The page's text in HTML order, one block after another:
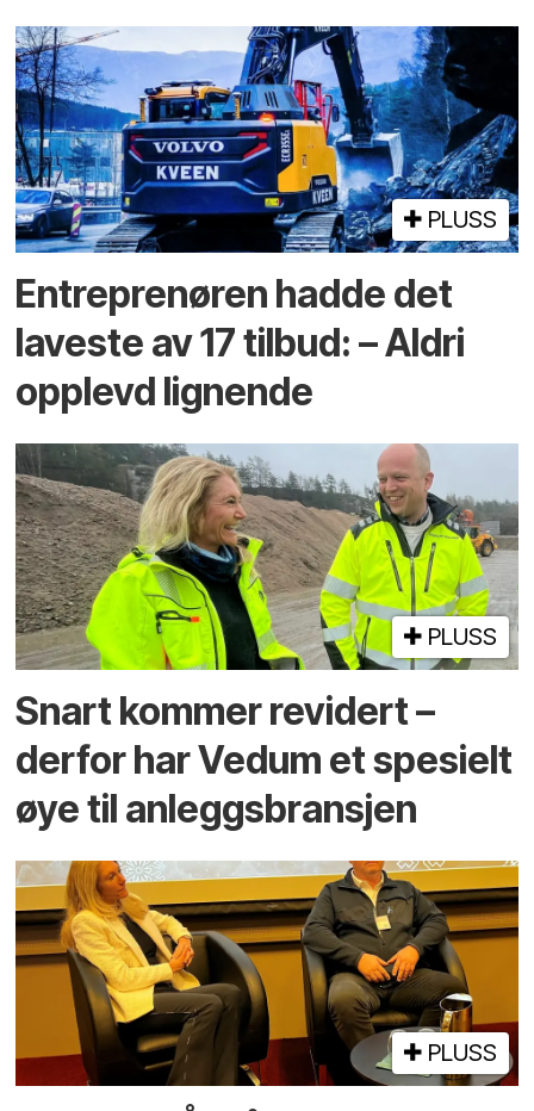
PLUSS
Entreprenøren hadde det
laveste av 17 tilbud: – Aldri
opplevd lignende
PLUSS
Snart kommer revidert –
derfor har Vedum et spesielt
øye til anleggsbransjen
PLUSS